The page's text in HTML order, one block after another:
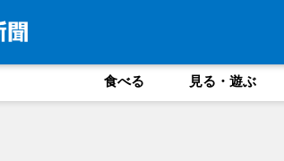
食べる 見る・遊ぶ